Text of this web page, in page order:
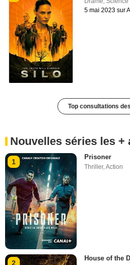
5 mai 2023 sur
Top consultations
Nouvelles séries les +
1
Prisoner
Thriller,Action
2
House of the